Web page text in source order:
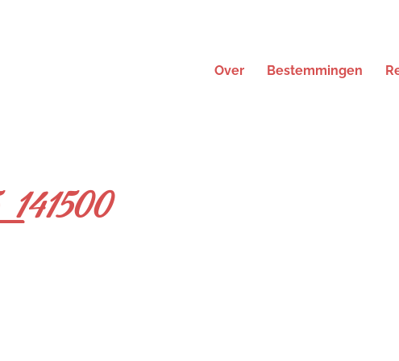
Over Bestemmingen